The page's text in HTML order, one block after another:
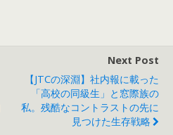
Next Post
【JTCの深淵】社内報に載った
「高校の同級生」と窓際族の
私。残酷なコントラストの先に
見つけた生存戦略